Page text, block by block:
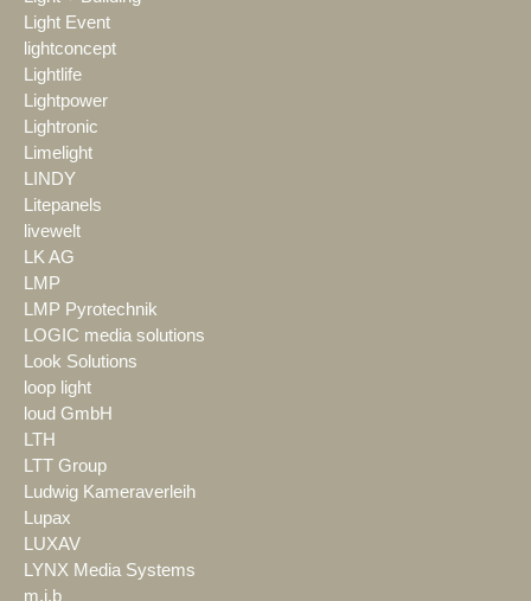
Light Event
lightconcept
Lightlife
Lightpower
Lightronic
Limelight
LINDY
Litepanels
livewelt
LK AG
LMP
LMP Pyrotechnik
LOGIC media solutions
Look Solutions
loop light
loud GmbH
LTH
LTT Group
Ludwig Kameraverleih
Lupax
LUXAV
LYNX Media Systems
m.i.b